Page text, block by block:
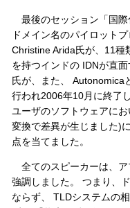
最後のセッション「国際
ドメイン名のパイロット
Christine Arida氏が、11種
を持つインドの IDNが直
氏が、また、 Autonomica
行われ2006年10月に終了
ユーザのソフトウェアに
変換で差異が生じました)
点を当てました。
全てのスピーカーは、ア
強調しました。 つまり、
ならず、 TLDシステムの